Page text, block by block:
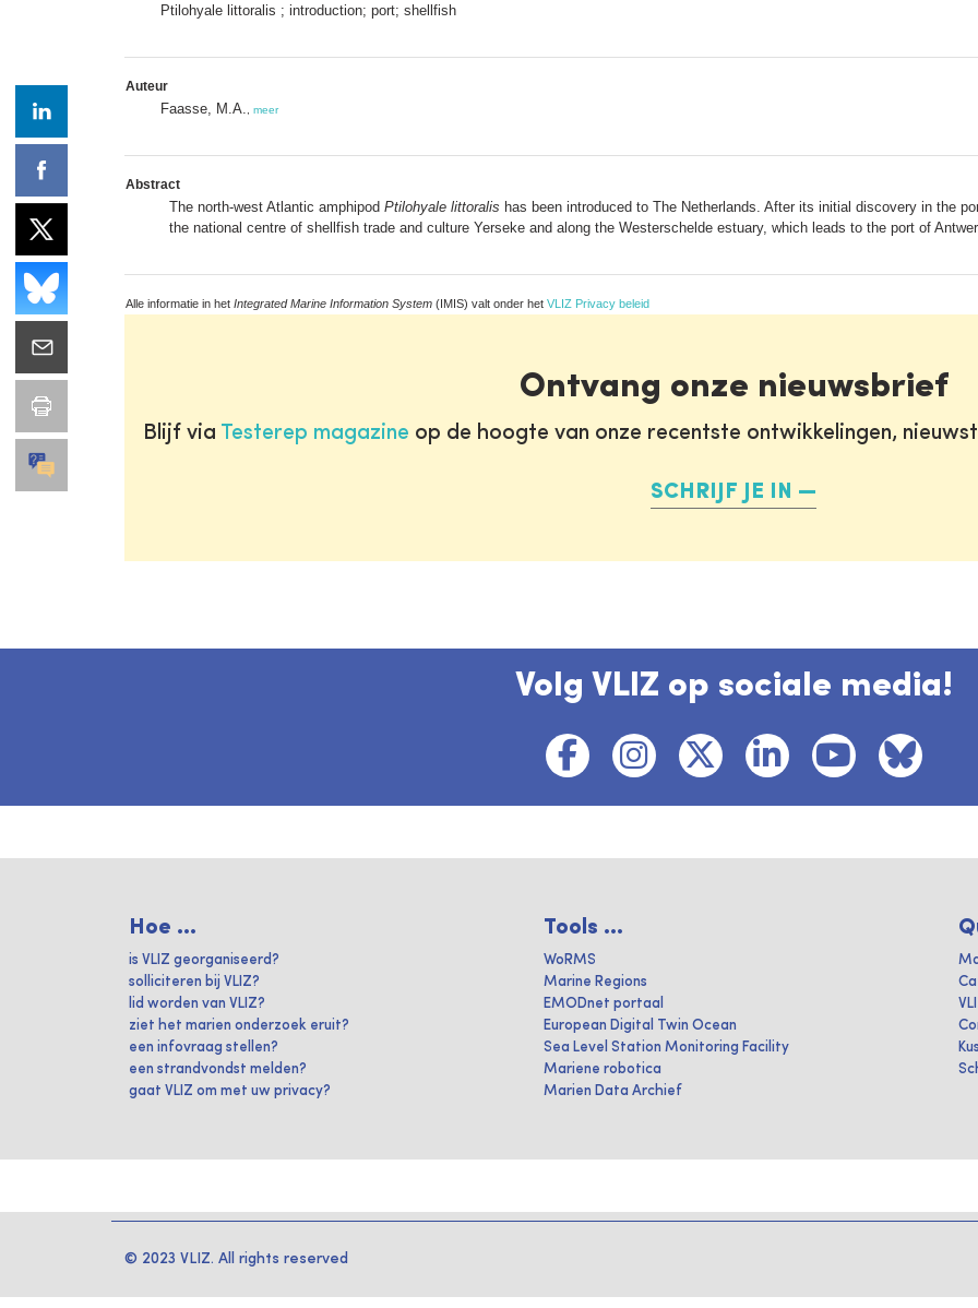
Ptilohyale littoralis ; introduction; port; shellfish
Auteur
Faasse, M.A. meer
Abstract
The north-west Atlantic amphipod Ptilohyale littoralis has been introduced to The Netherlands. After its initial discovery in the
the national centre of shellfish trade and culture Yerseke and along the Westerschelde estuary, which leads to the port of
Alle informatie in het Integrated Marine Information System (IMIS) valt onder het VLIZ Privacy beleid
Ontvang onze nieuwsbrief
Blijf via Testerep magazine op de hoogte van onze recentste ontwikkelingen,
SCHRIJF JE IN
Volg VLIZ op sociale media!
Hoe ...
is VLIZ georganiseerd?
solliciteren bij VLIZ?
lid worden van VLIZ?
ziet het marien onderzoek eruit?
een infovraag stellen?
een strandvondst melden?
gaat VLIZ om met uw privacy?
Tools ...
WoRMS
Marine Regions
EMODnet portaal
European Digital Twin Ocean
Sea Level Station Monitoring Facility
Mariene robotica
Marien Data Archief
© 2023 VLIZ. All rights reserved